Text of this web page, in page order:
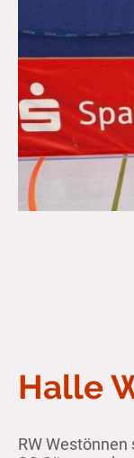
Halle
RW